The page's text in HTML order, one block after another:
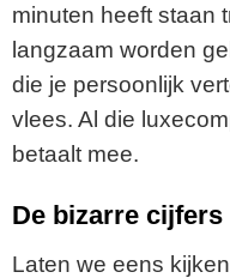
minuten heeft staan
langzaam worden
die je persoonlijk
vlees. Al die
betaalt mee.
De bizarre cijfers
Laten we eens